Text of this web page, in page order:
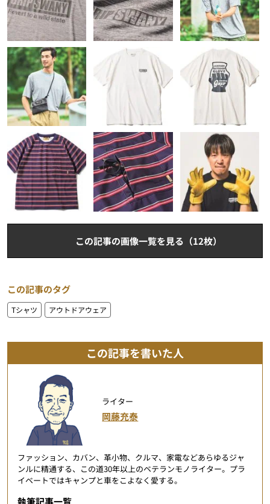
この記事の画像一覧を見る（12枚）
この記事のタグ
Tシャツ アウトドアウェア
この記事を書いた人
ライター
岡藤充泰
ファッション、カバン、革小物、クルマ、家電などあらゆるジャ
ンルに精通する、この道30年以上のベテランモノライター。プラ
イベートではキャンプと車をこよなく愛する。
執筆記事一覧